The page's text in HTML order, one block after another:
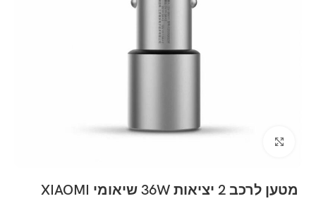
מטען לרכב 2 יציאות 36W שיאומי XIAOMI